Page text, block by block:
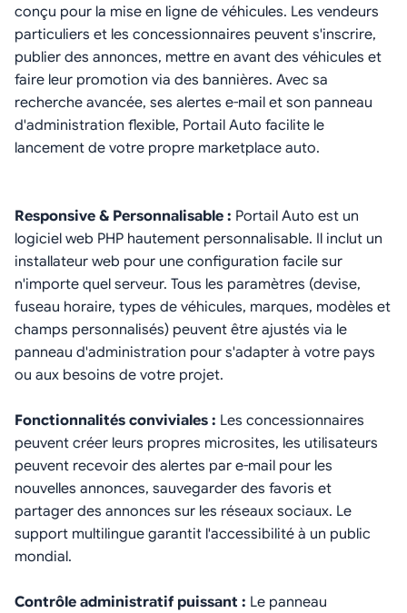
conçu pour la mise en ligne de véhicules. Les vendeurs
particuliers et les concessionnaires peuvent s'inscrire,
publier des annonces, mettre en avant des véhicules et
faire leur promotion via des bannières. Avec sa
recherche avancée, ses alertes e-mail et son panneau
d'administration flexible, Portail Auto facilite le
lancement de votre propre marketplace auto.
Responsive & Personnalisable : Portail Auto est un
logiciel web PHP hautement personnalisable. Il inclut un
installateur web pour une configuration facile sur
n'importe quel serveur. Tous les paramètres (devise,
fuseau horaire, types de véhicules, marques, modèles et
champs personnalisés) peuvent être ajustés via le
panneau d'administration pour s'adapter à votre pays
ou aux besoins de votre projet.
Fonctionnalités conviviales : Les concessionnaires
peuvent créer leurs propres microsites, les utilisateurs
peuvent recevoir des alertes par e-mail pour les
nouvelles annonces, sauvegarder des favoris et
partager des annonces sur les réseaux sociaux. Le
support multilingue garantit l'accessibilité à un public
mondial.
Contrôle administratif puissant : Le panneau